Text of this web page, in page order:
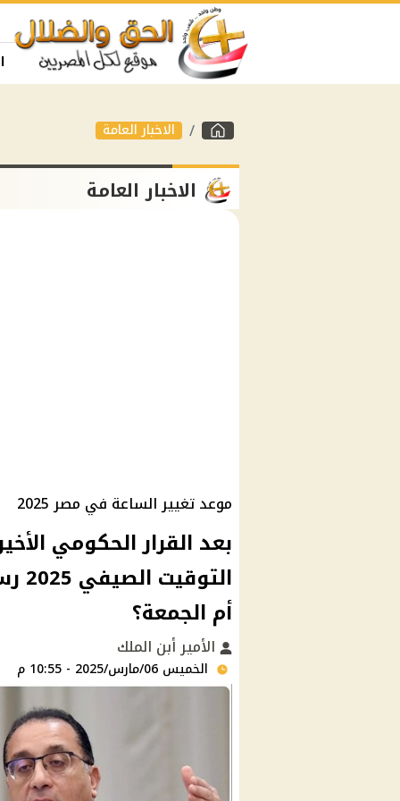
الاخبار العامة
الاخبار العامة
موعد تغيير الساعة في مصر 2025
بعد القرار الحكومي
أم الجمعة؟
الأمير أبن الملك
الخميس 06/مارس/2025 - 10:55 م